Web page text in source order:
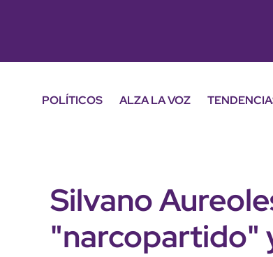
POLÍTICOS ALZA LA VOZ
Silvano
"narcopartido"